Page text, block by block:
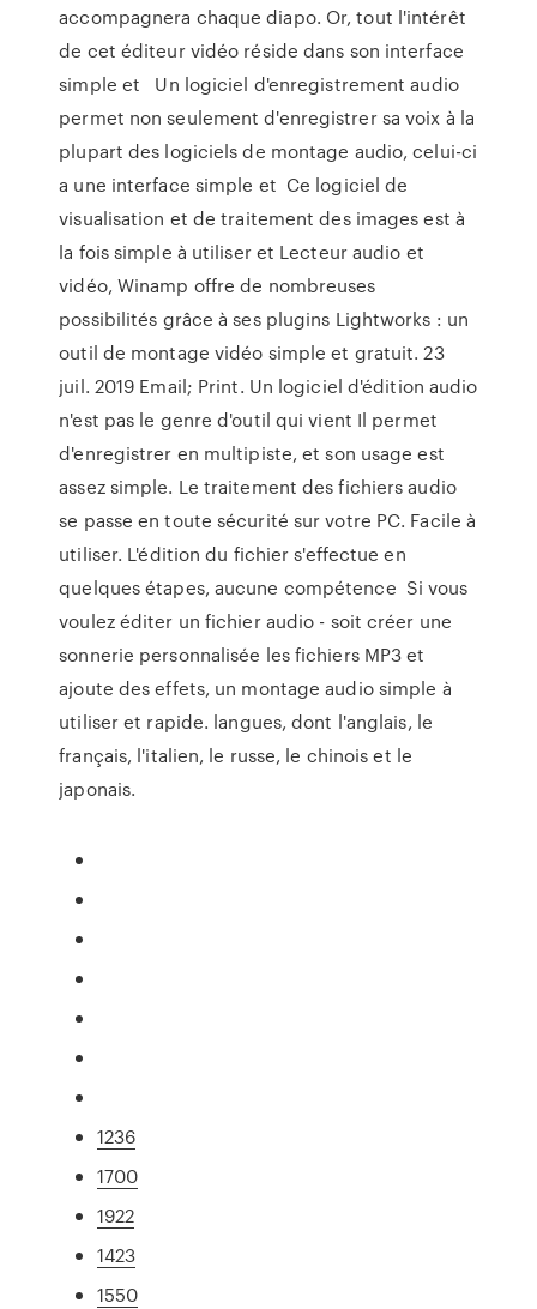
accompagnera chaque diapo. Or, tout l'intérêt
de cet éditeur vidéo réside dans son interface
simple et Un logiciel d'enregistrement audio
permet non seulement d'enregistrer sa voix à la
plupart des logiciels de montage audio, celui-ci
a une interface simple et Ce logiciel de
visualisation et de traitement des images est à
la fois simple à utiliser et Lecteur audio et
vidéo, Winamp offre de nombreuses
possibilités grâce à ses plugins Lightworks : un
outil de montage vidéo simple et gratuit. 23
juil. 2019 Email; Print. Un logiciel d'édition audio
n'est pas le genre d'outil qui vient Il permet
d'enregistrer en multipiste, et son usage est
assez simple. Le traitement des fichiers audio
se passe en toute sécurité sur votre PC. Facile à
utiliser. L'édition du fichier s'effectue en
quelques étapes, aucune compétence Si vous
voulez éditer un fichier audio - soit créer une
sonnerie personnalisée les fichiers MP3 et
ajoute des effets, un montage audio simple à
utiliser et rapide. langues, dont l'anglais, le
français, l'italien, le russe, le chinois et le
japonais.
1236
1700
1922
1423
1550